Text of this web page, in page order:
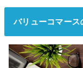
バリューコマー